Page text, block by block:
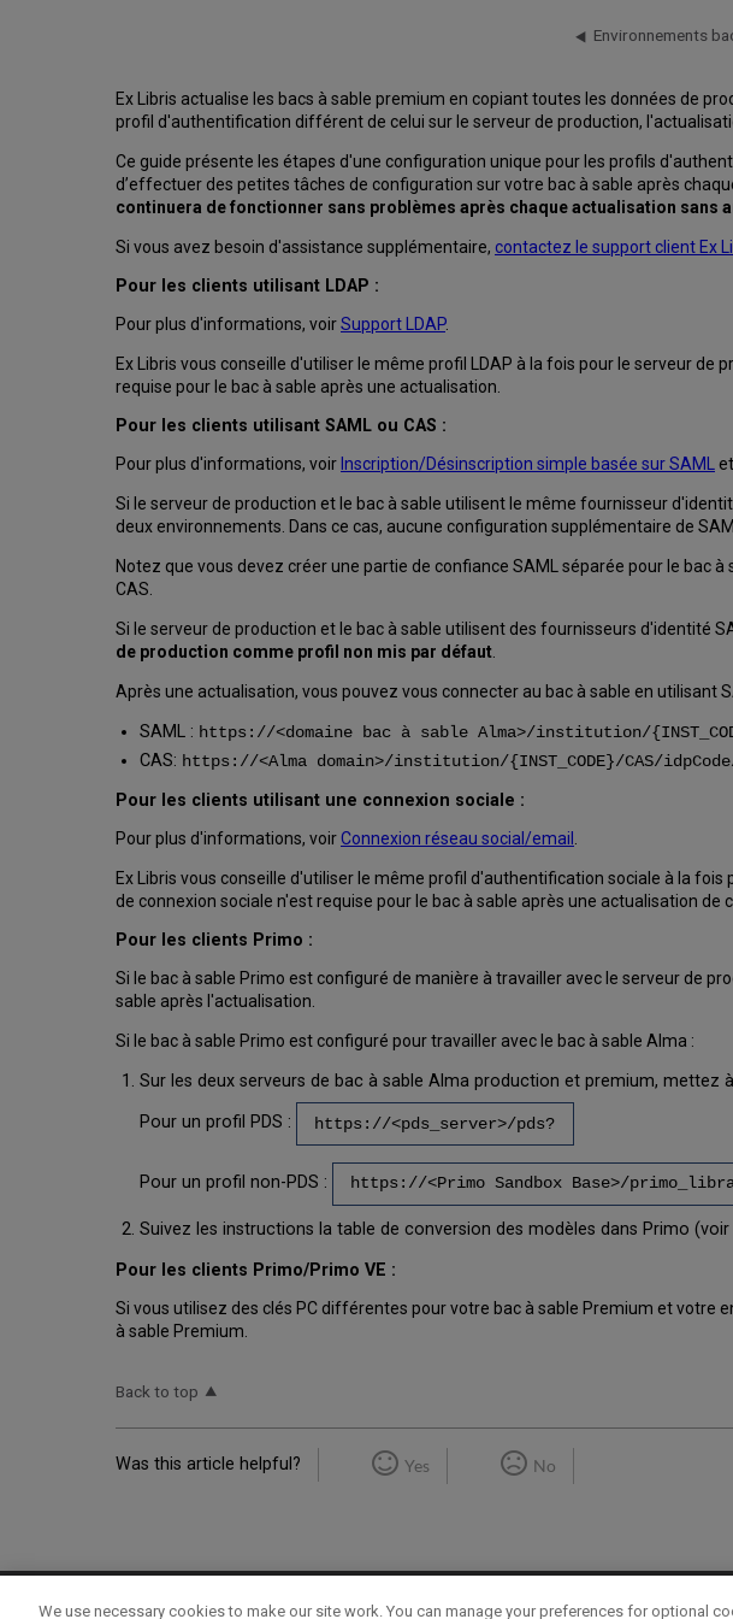
Environnements
Ex Libris actualise les bacs à sable premium en copiant toutes les données de
profil d'authentification différent de celui sur le serveur de production,
Ce guide présente les étapes d'une configuration unique pour les profils
d’effectuer des petites tâches de configuration sur votre bac à sable après
continuera de fonctionner sans problèmes après chaque actualisation
Si vous avez besoin d'assistance supplémentaire, contactez le support client Ex
Pour les clients utilisant LDAP :
Pour plus d'informations, voirSupport LDAP.
Ex Libris vous conseille d'utiliser le même profil LDAP à la fois pour le serveur
requise pour le bac à sable après une actualisation.
Pour les clients utilisant SAML ou CAS :
Pour plus d'informations, voir Inscription/Désinscription simple basée sur SAML et
Si le serveur de production et le bac à sable utilisent le même fournisseur
deux environnements. Dans ce cas, aucune configuration supplémentaire de
Notez que vous devez créer une partie de confiance SAML séparée pour le bac
CAS.
Si le serveur de production et le bac à sable utilisent des fournisseurs d'identité
de production comme profil non mis par défaut.
Après une actualisation, vous pouvez vous connecter au bac à sable en utilisant
SAML : https://<domaine bac à sable Alma>/institution/
CAS: https://<Alma domain>/institution/{INST_CODE}/CAS/
Pour les clients utilisant une connexion sociale :
Pour plus d'informations, voirConnexion réseau social/email .
Ex Libris vous conseille d'utiliser le même profil d'authentification sociale à la
de connexion sociale n'est requise pour le bac à sable après une actualisation de
Pour les clients Primo :
Si le bac à sable Primo est configuré de manière à travailler avec le serveur de
sable après l'actualisation.
Si le bac à sable Primo est configuré pour travailler avec le bac à sable Alma :
Sur les deux serveurs de bac à sable Alma production et premium, mettez
Pour un profil PDS : https://<pds_server>/pds?
Pour un profil non-PDS : https://<Primo Sandbox Base>/
Suivez les instructions la table de conversion des modèles dans Primo
Pour les clients Primo/Primo VE :
Si vous utilisez des clés PC différentes pour votre bac à sable Premium et votre
à sable Premium.
Back to top
Was this article helpful? Yes No
Term of Use Privacy Policy Contact Us
We use necessary cookies to make our site work. You can manage your preferences for optional